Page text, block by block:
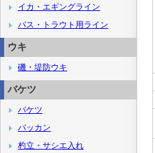
イカ・エギングライン
バス・トラウト用ライン
ウキ
磯・堤防ウキ
バケツ
バケツ
バッカン
杓立・サシエ入れ